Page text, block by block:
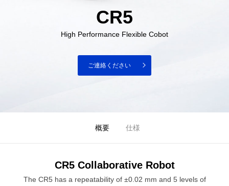
CR5
High Performance Flexible Cobot
ご連絡ください
概要 仕様
CR5 Collaborative Robot
The CR5 has a repeatability of ±0.02 mm and 5 levels of